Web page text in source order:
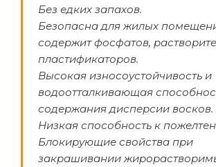
Без едких запахов.
Безопасна для жилых
содержит фосфатов,
пластификаторов.
Высокая износоустойчивость и
водоотталкивающая
содержания дисперсии восков.
Низкая способность к
Блокирующие свойства при
закрашивании